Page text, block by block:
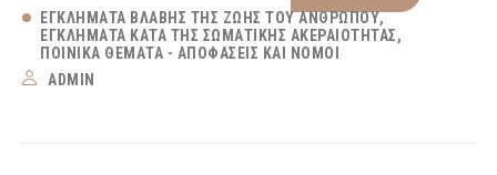
ΕΓΚΛΉΜΑΤΑ ΒΛΆΒΗΣ ΤΗΣ ΖΩΉΣ ΤΟΥ ΑΝΘΡΏΠΟΥ
ΕΓΚΛΉΜΑΤΑ ΚΑΤΆ ΤΗΣ ΣΩΜΑΤΙΚΉΣ ΑΚΕΡΑΙΌΤΗΤΑΣ
ΠΟΙΝΙΚΆ ΘΈΜΑΤΑ - ΑΠΟΦΆΣΕΙΣ ΚΑΙ ΝΌΜΟΙ
ADMIN